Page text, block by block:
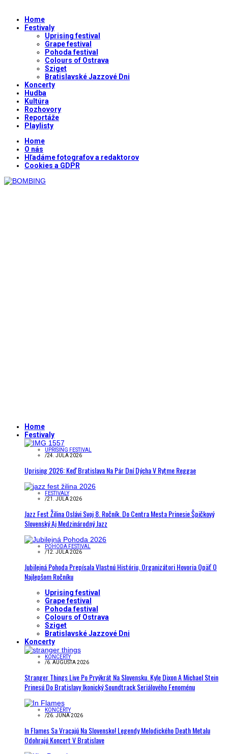
Home
Festivaly
Uprising festival
Grape festival
Pohoda festival
Colours of Ostrava
Sziget
Bratislavské Jazzové Dni
Koncerty
Hudba
Kultúra
Rozhovory
Reportáže
Playlisty
Home
O nás
Hľadáme fotografov a redaktorov
Cookies a GDPR
Home
Festivaly
UPRISING FESTIVAL
/24. JÚLA 2026
Uprising 2026: Keď Bratislava Na Pár Dní Dýcha V Rytme Reggae
FESTIVALY
/21. JÚLA 2026
Jazz Fest Žilina Oslávi Svoj 8. Ročník. Do Centra Mesta Prinesie Špičkový
Slovenský Aj Medzinárodný Jazz
POHODA FESTIVAL
/12. JÚLA 2026
Jubilejná Pohoda Prepísala Vlastnú Históriu, Organizátori Hovoria Opäť O
Najlepšom Ročníku
Uprising festival
Grape festival
Pohoda festival
Colours of Ostrava
Sziget
Bratislavské Jazzové Dni
Koncerty
KONCERTY
/6. AUGUSTA 2026
Stranger Things Live Po Prvýkrát Na Slovensku. Kyle Dixon A Michael Stein
Prinesú Do Bratislavy Ikonický Soundtrack Seriálového Fenoménu
KONCERTY
/26. JÚNA 2026
In Flames Sa Vracajú Na Slovensko! Legendy Melodického Death Metalu
Odohrajú Koncert V Bratislave